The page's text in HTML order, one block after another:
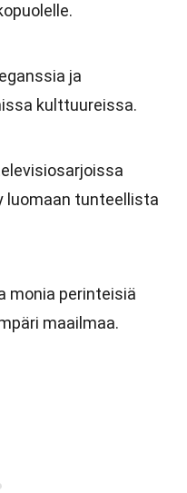
ja
kulttuureissa.
luomaan tunteellista
monia perinteisiä
maailmaa.